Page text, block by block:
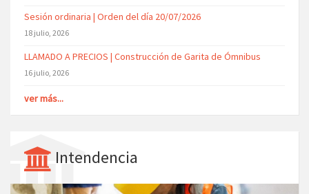
Sesión ordinaria | Orden del día 20/07/2026
18 julio, 2026
LLAMADO A PRECIOS | Construcción de Garita de Ómnibus
16 julio, 2026
ver más...
Intendencia